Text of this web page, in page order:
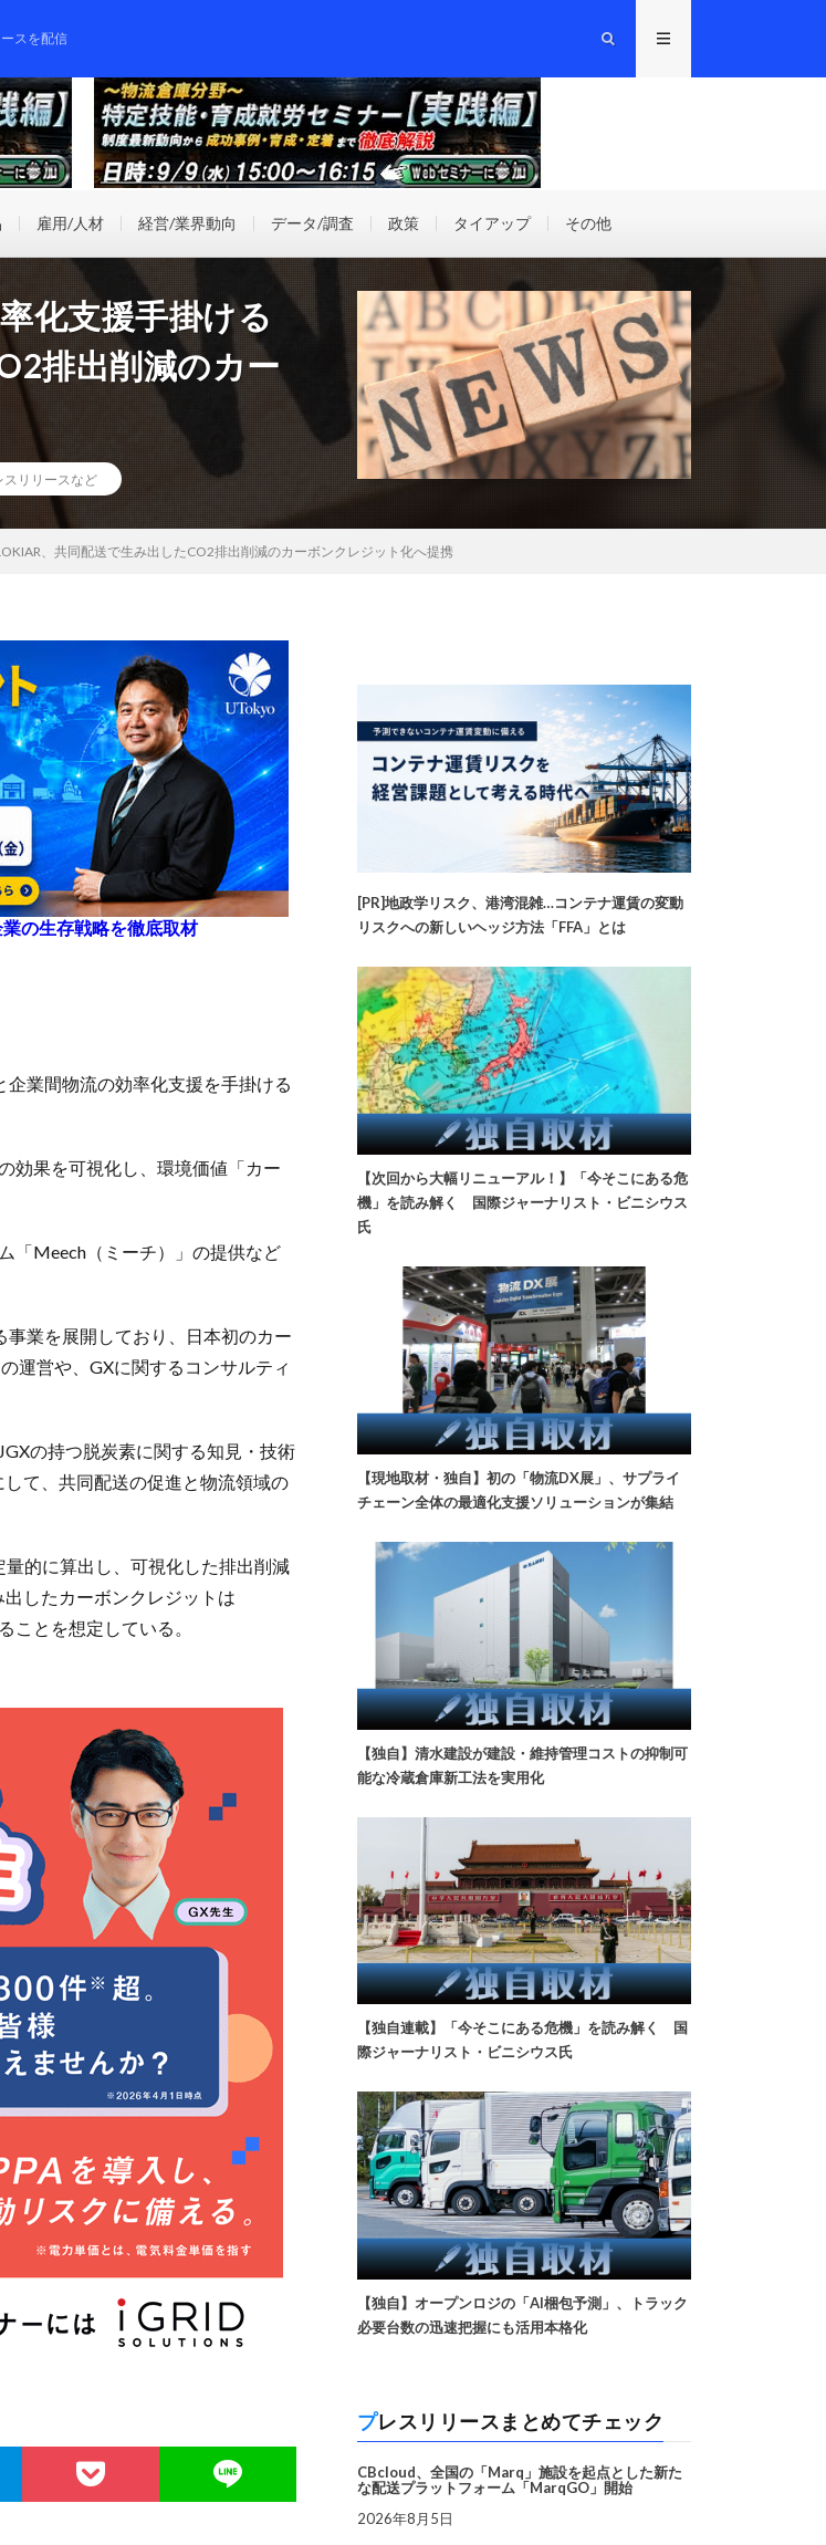
スを配信
雇用/人材 経営/業界動向 データ/調査 政策 タイアップ その他
化支援手掛ける
排出削減のカー
スリリースなど
、共同配送で生み出したCO2排出削減のカーボンクレジット化へ提携
の生存戦略を徹底取材
業間物流の効率化支援を手掛ける
効果を可視化し、環境価値「カー
「Meech（ミーチ）」の提供など
業を展開しており、日本初のカー
運営や、GXに関するコンサルティ
の持つ脱炭素に関する知見・技術
て、共同配送の促進と物流領域の
的に算出し、可視化した排出削減
したカーボンクレジットは
ことを想定している。
[PR]地政学リスク、港湾混雑…コンテナ運賃の変動
リスクへの新しいヘッジ方法「FFA」とは
【次回から大幅リニューアル！】「今そこにある危
機」を読み解く 国際ジャーナリスト・ビニシウス
氏
【現地取材・独自】初の「物流DX展」、サプライ
チェーン全体の最適化支援ソリューションが集結
【独自】清水建設が建設・維持管理コストの抑制可
能な冷蔵倉庫新工法を実用化
【独自連載】「今そこにある危機」を読み解く 国
際ジャーナリスト・ビニシウス氏
【独自】オープンロジの「AI梱包予測」、トラック
必要台数の迅速把握にも活用本格化
プレスリリースまとめてチェック
CBcloud、全国の「Marq」施設を起点とした新た
な配送プラットフォーム「MarqGO」開始
2026年8月5日